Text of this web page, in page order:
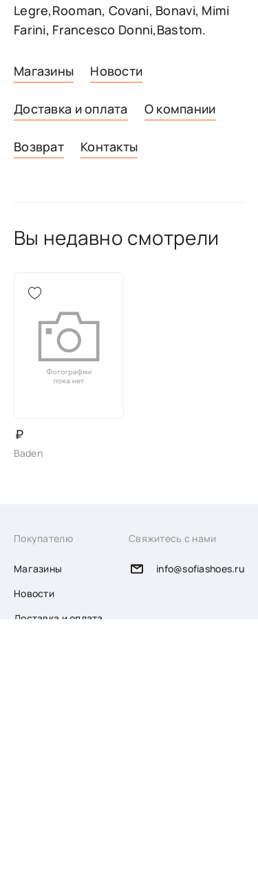
Магазины Новости
Доставка и оплата О компании
Возврат Контакты
Legre,Rooman, Covani, Bonavi, Mimi
Farini, Francesco Donni,Bastom.
Вы недавно смотрели
₽
Baden
Покупателю
Магазины
Новости
Доставка и оплата
Свяжитесь с нами
info@sofiashoes.ru